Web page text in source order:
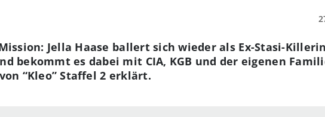
Jella Haase ballert sich wieder als Ex-Stasi-
bekommt es dabei mit CIA, KGB und der eigenen
“Kleo” Staffel 2 erklärt.